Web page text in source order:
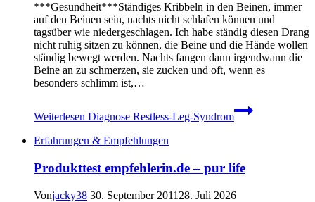
***Gesundheit***Ständiges Kribbeln in den Beinen, immer
auf den Beinen sein, nachts nicht schlafen können und
tagsüber wie niedergeschlagen. Ich habe ständig diesen Drang
nicht ruhig sitzen zu können, die Beine und die Hände wollen
ständig bewegt werden. Nachts fangen dann irgendwann die
Beine an zu schmerzen, sie zucken und oft, wenn es
besonders schlimm ist,…
Weiterlesen Diagnose Restless-Leg-Syndrom
Erfahrungen & Empfehlungen
Produkttest empfehlerin.de – pur life
Vonjacky38 30. September 2011 28. Juli 2026